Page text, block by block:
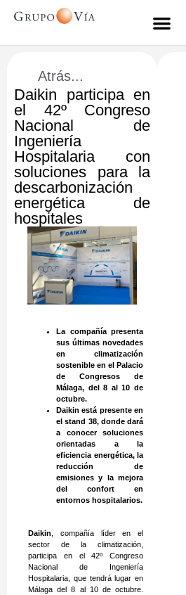
Atrás...
Daikin participa en
el 42º Congreso
Nacional de
Ingeniería
Hospitalaria con
soluciones para la
descarbonización
energética de
hospitales
La compañía presenta
sus últimas novedades
en climatización
sostenible en el Palacio
de Congresos de
Málaga, del 8 al 10 de
octubre.
Daikin está presente en
el stand 38, donde dará
a conocer soluciones
orientadas a la
eficiencia energética, la
reducción de
emisiones y la mejora
del confort en
entornos hospitalarios.
Daikin , compañía líder en el
sector de la climatización,
participa en el 42º Congreso
Nacional de Ingeniería
Hospitalaria, que tendrá lugar en
Málaga del 8 al 10 de octubre.